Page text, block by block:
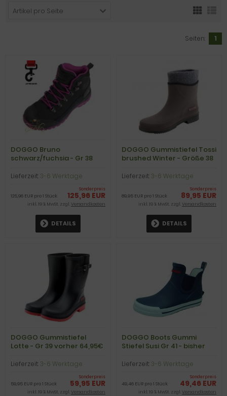
Artikel pro Seite
Seiten: 1
DOGGO Bruno
schwarz/fuchsia - Gr 38
Lieferzeit: 3-6 Werktage
Sonderpreis
125,96 EUR
125,96 EUR pro 1 Stück
inkl. 19 % MwSt. zzgl.Versandkosten
DETAILS
DOGGO Gummistiefel Tossi
brushed Winter - Größe 38
Lieferzeit: 3-6 Werktage
Sonderpreis
89,95 EUR
89,95 EUR pro 1 Stück
inkl. 19 % MwSt. zzgl.Versandkosten
DETAILS
DOGGO Gummistiefel
Lotte - Gr 39 vorher 64,95€
Lieferzeit: 3-6 Werktage
Sonderpreis
59,95 EUR
59,95 EUR pro 1 Stück
inkl. 19 % MwSt. zzgl.Versandkosten
DOGGO Boots Gummi
Stiefel Susi Gr 41 - bisher
Lieferzeit: 3-6 Werktage
Sonderpreis
49,46 EUR
49,46 EUR pro 1 Stück
inkl. 19 % MwSt. zzgl.Versandkosten